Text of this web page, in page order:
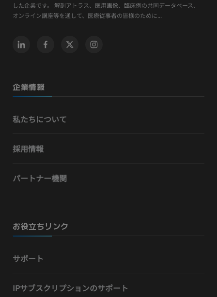
した企業です。 解剖アトラス、医用画像、臨床例の共同データベース、
オンライン講座等を通して、医療従事者の皆様のために...
企業情報
私たちについて
採用情報
パートナー機関
お役立ちリンク
サポート
IPサブスクリプションのサポート